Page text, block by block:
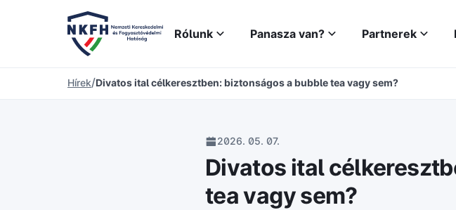
Rólunk Panasza van? Partnerek
Hírek/Divatos ital célkeresztben: biztonságos a bubble tea vagy sem?
2026. 05. 07.
Divatos ital
tea vagy sem?